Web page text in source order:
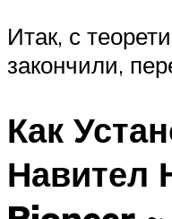
Итак, с
закончили,
Как
Навител